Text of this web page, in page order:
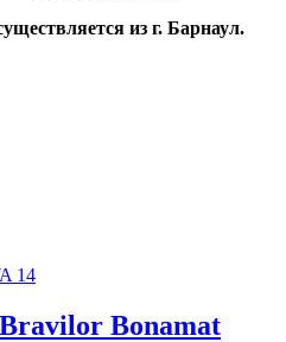
из г. Барнаул.
Bonamat